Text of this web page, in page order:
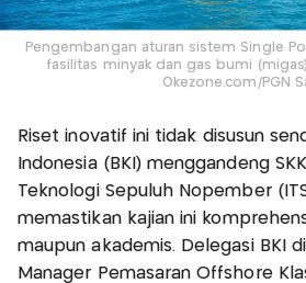
Pengembangan aturan sistem Single
fasilitas minyak dan gas bumi
Okezone.com/PGN
Riset inovatif ini tidak disusun
Indonesia (BKI) menggandeng
Teknologi Sepuluh Nopember
memastikan kajian ini
maupun akademis. Delegasi BKI
Manager Pemasaran Offshore